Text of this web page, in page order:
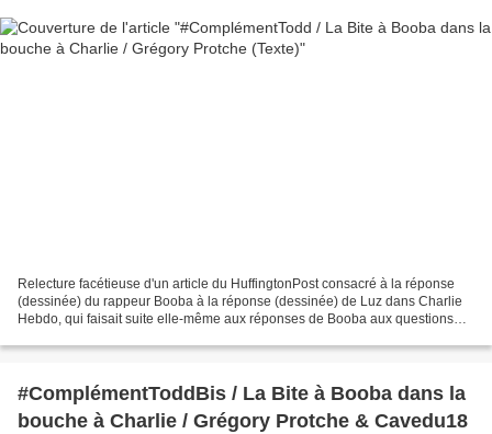
Relecture facétieuse d'un article du HuffingtonPost consacré à la réponse
(dessinée) du rappeur Booba à la réponse (dessinée) de Luz dans Charlie
Hebdo, qui faisait suite elle-même aux réponses de Booba aux questions
#ComplémentToddBis / La Bite à Booba dans la
bouche à Charlie / Grégory Protche & Cavedu18